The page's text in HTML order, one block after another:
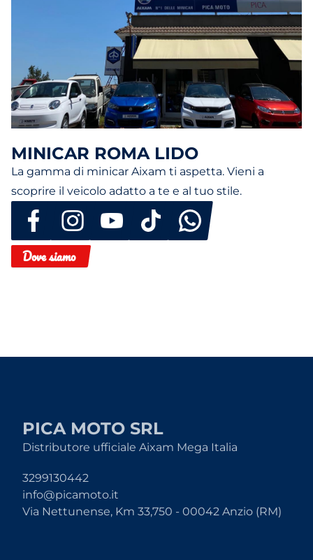
MINICAR ROMA LIDO
La gamma di minicar Aixam ti aspetta. Vieni a
scoprire il veicolo adatto a te e al tuo stile.
Dove siamo
PICA MOTO SRL
Distributore ufficiale Aixam Mega Italia
3299130442
info@picamoto.it
Via Nettunense, Km 33,750 - 00042 Anzio (RM)